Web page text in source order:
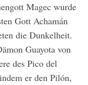
Magec wurde
Gott Achamán
die Dunkelheit.
Guayota von
des Pico del
er den Pilón,